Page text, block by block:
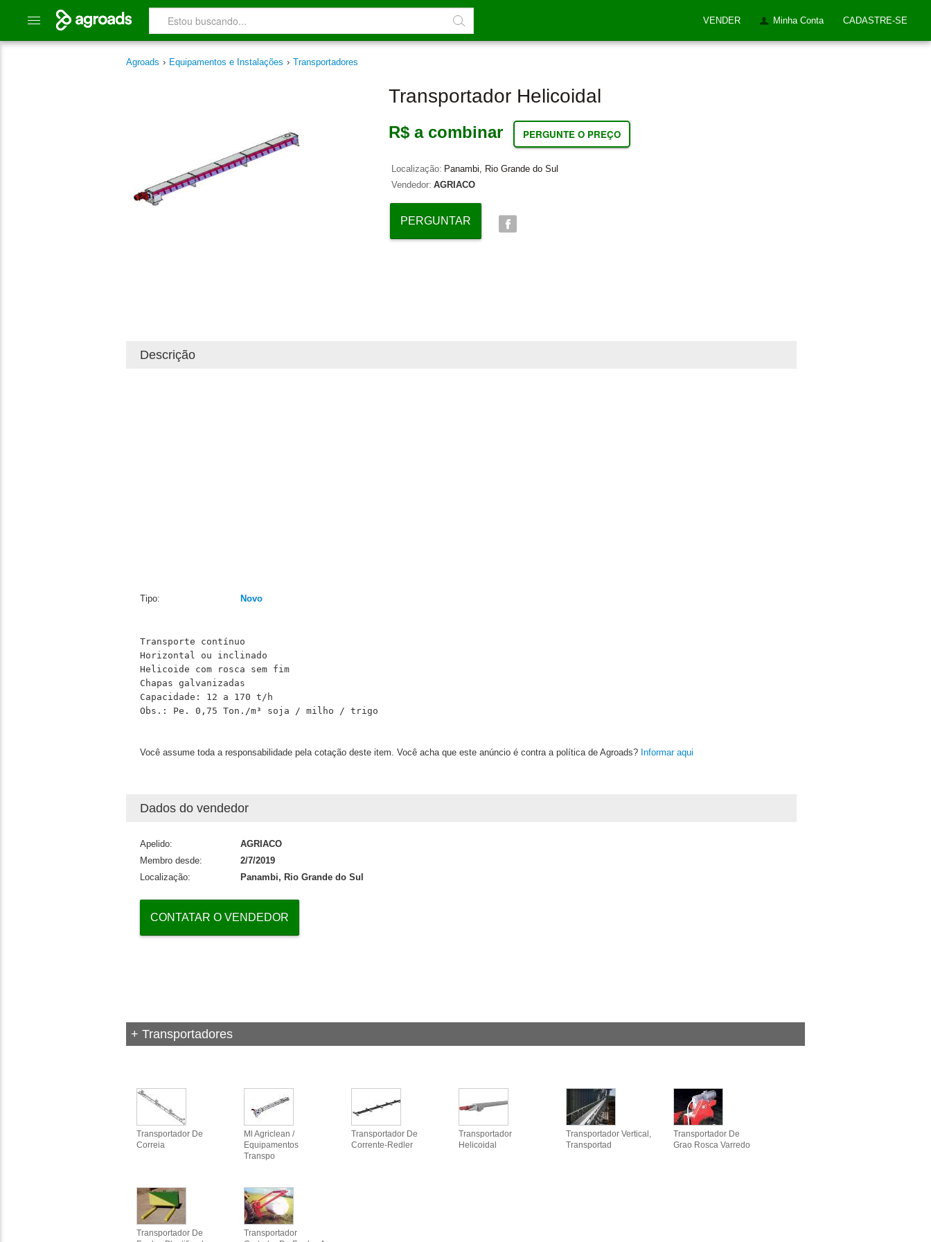
VENDER Minha Conta CADASTRE-SE
Agroads › Equipamentos e Instalações › Transportadores
Transportador Helicoidal
R$ a combinar PERGUNTE O PREÇO
Localização: Panambi, Rio Grande do Sul
Vendedor: AGRIACO
PERGUNTAR
Descrição
Tipo: Novo
Transporte contínuo
Horizontal ou inclinado
Helicoide com rosca sem fim
Chapas galvanizadas
Capacidade: 12 a 170 t/h
Obs.: Pe. 0,75 Ton./m³ soja / milho / trigo
Você assume toda a responsabilidade pela cotação deste item. Você acha que este anúncio é contra a política de Agroads? Informar aqui
Dados do vendedor
Apelido:
AGRIACO
Membro desde:
2/7/2019
Localização:
Panambi, Rio Grande do Sul
CONTATAR O VENDEDOR
+ Transportadores
Transportador De
Correia
Ml Agriclean /
Equipamentos
Transpo
Transportador De
Corrente-Redler
Transportador
Helicoidal
Transportador Vertical,
Transportad
Transportador De
Grao Rosca Varredo
Transportador De
Transportador